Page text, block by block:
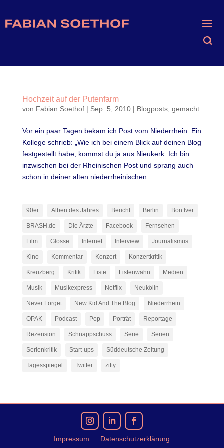
Hochzeit auf der Putenfarm
von Fabian Soethof| Sep. 5, 2010| Blogposts, gemacht
Vor ein paar Tagen bekam ich Post vom Niederrhein. Ein
Kollege schrieb: „Wie ich bei einem Blick auf deinen Blog
festgestellt habe, kommst du ja aus Nieukerk. Ich bin
inzwischen bei der Rheinischen Post und sprang auch
schon in deiner alten niederrheinischen...
90er Alben des Jahres Bericht Berlin Bon Iver
BRASH.de Die Ärzte Facebook Fernsehen
Film Glosse Internet Interview Journalismus
Kino Kommentar Konzert Konzertkritik
Kreuzberg Kritik Liste Listenwahn Medien
Musik Musikexpress Netflix Neukölln
Never Forget New Kid And The Blog Niederrhein
OPAK Podcast Pop Porträt Reportage
Rezension Schnappschuss Serie Serien
Serienkritik Start-ups Süddeutsche Zeitung
Tagesspiegel Twitter zitty
Impressum Datenschutzerklärung